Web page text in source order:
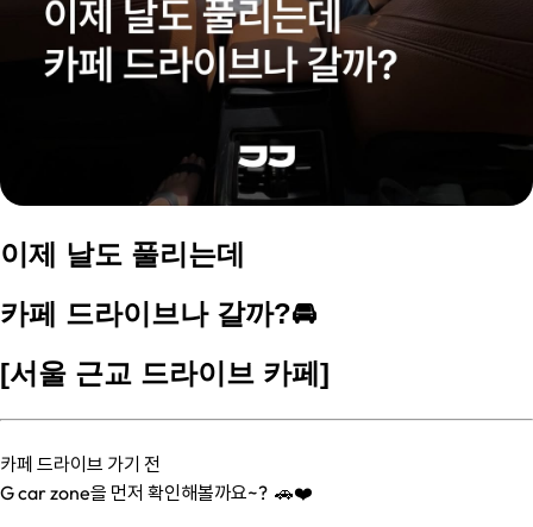
이제 날도 풀리는데
카페 드라이브나 갈까?🚘
[서울 근교 드라이브 카페]
카페 드라이브 가기 전
G car zone을 먼저 확인해볼까요~? 🚗❤️